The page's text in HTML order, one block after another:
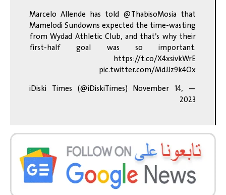
Marcelo Allende has told @ThabisoMosia that
Mamelodi Sundowns expected the time-wasting
from Wydad Athletic Club, and that’s why their
first-half goal was so important.
https://t.co/X4xsivkWrE
pic.twitter.com/MdJJz9k4Ox
— iDiski Times (@iDiskiTimes)
November 14,
2023